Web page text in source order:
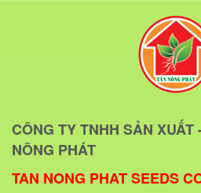
CÔNG TY TNHH SẢN
NÔNG PHÁT
TAN NONG PHAT SEEDS